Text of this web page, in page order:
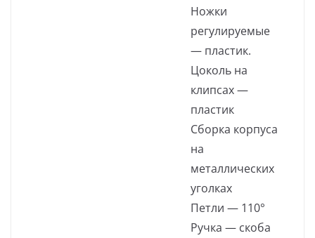
Ножки
регулируемые
— пластик.
Цоколь на
клипсах —
пластик
Сборка корпуса
на
металлических
уголках
Петли — 110°
Ручка — скоба